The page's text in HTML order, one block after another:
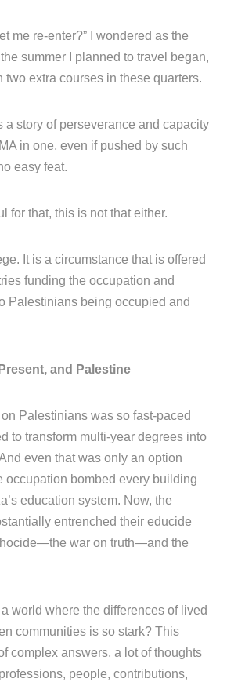
me re-enter?” I wondered as the
summer I planned to travel began,
two extra courses in these quarters.
a story of perseverance and capacity
in one, even if pushed by such
easy feat.
for that, this is not that either.
It is a circumstance that is offered
funding the occupation and
Palestinians being occupied and
and Palestine
Palestinians was so fast-paced
to transform multi-year degrees into
even that was only an option
occupation bombed every building
education system. Now, the
entrenched their educide
war on truth—and the
world where the differences of lived
communities is so stark? This
complex answers, a lot of thoughts
people, contributions,